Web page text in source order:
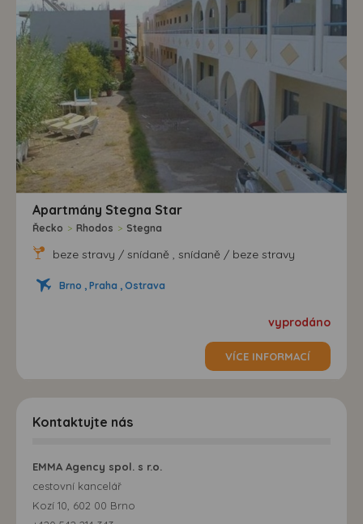
Apartmány Stegna Star
Řecko > Rhodos > Stegna
beze stravy / snídaně , snídaně / beze stravy
Brno , Praha , Ostrava
vyprodáno
VÍCE INFORMACÍ
Kontaktujte nás
EMMA Agency spol. s r.o.
cestovní kancelář
Kozí 10, 602 00 Brno